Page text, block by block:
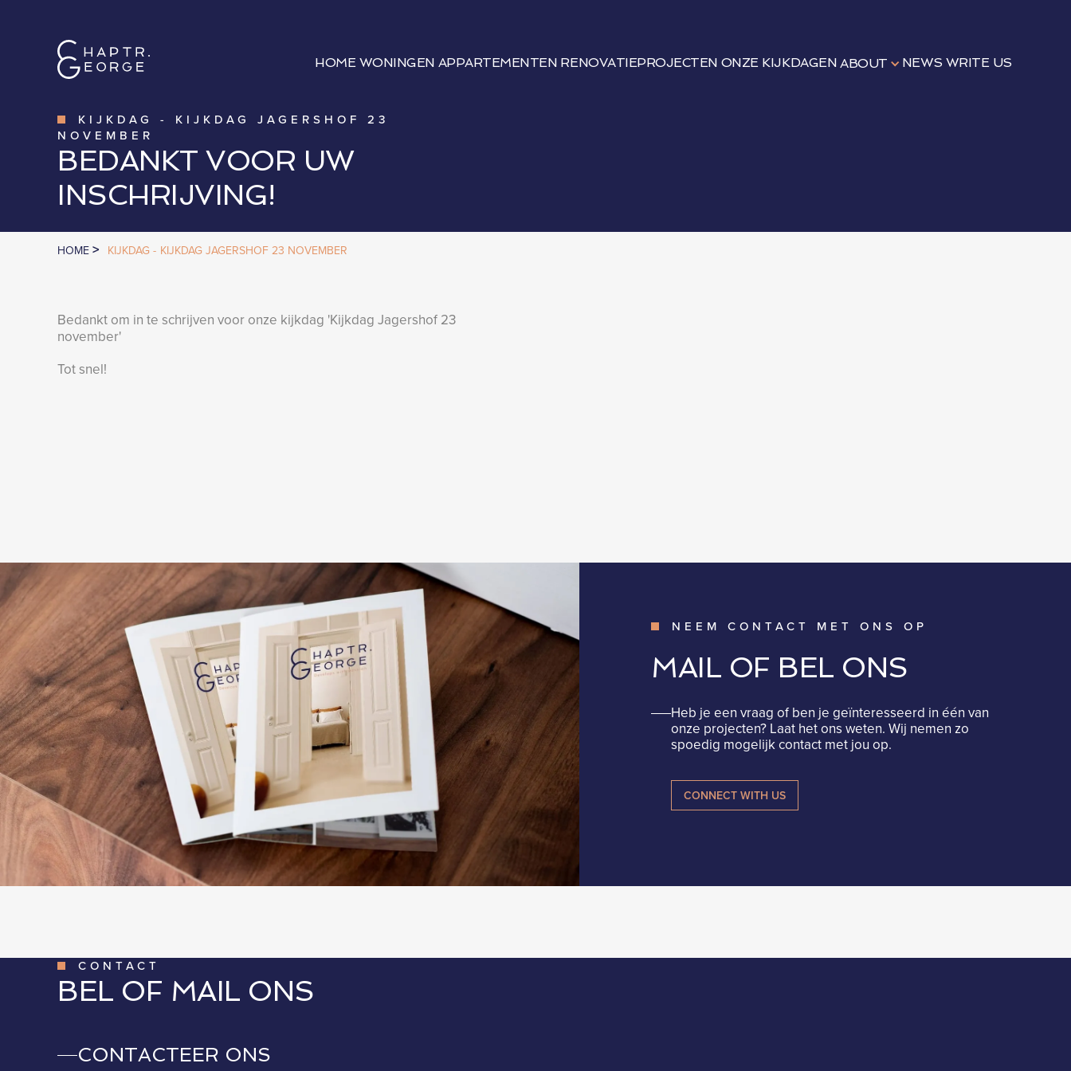
HOME WONINGEN APPARTEMENTEN RENOVATIEPROJECTEN ONZE KIJKDAGEN ABOUT NEWS WRITE US
KIJKDAG - KIJKDAG JAGERSHOF 23
NOVEMBER
BEDANKT VOOR UW
INSCHRIJVING!
HOME > KIJKDAG - KIJKDAG JAGERSHOF 23 NOVEMBER
Bedankt om in te schrijven voor onze kijkdag 'Kijkdag Jagershof 23
november'
Tot snel!
NEEM CONTACT MET ONS OP
MAIL OF BEL ONS
Heb je een vraag of ben je geïnteresseerd in één van
onze projecten? Laat het ons weten. Wij nemen zo
spoedig mogelijk contact met jou op.
CONNECT WITH US
CONTACT
BEL OF MAIL ONS
CONTACTEER ONS